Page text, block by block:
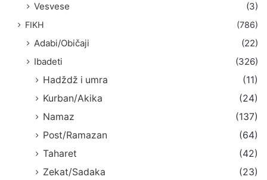
Vesvese
(3)
FIKH (786)
Adabi/Običaji
(22)
Ibadeti
(326)
Hadždž i umra
(11)
Kurban/Akika
(24)
Namaz
(137)
Post/Ramazan
(64)
Taharet
(42)
Zekat/Sadaka
(23)